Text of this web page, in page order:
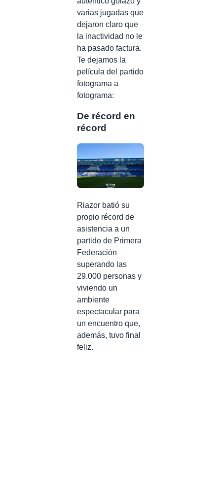
varias jugadas que
dejaron claro que
la inactividad no le
ha pasado factura.
Te dejamos la
película del partido
fotograma a
fotograma:
De récord en
récord
Riazor batió su
propio récord de
asistencia a un
partido de Primera
Federación
superando las
29.000 personas y
viviendo un
ambiente
espectacular para
un encuentro que,
además, tuvo final
feliz.